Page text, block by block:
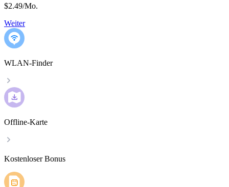
$2.49/Mo.
Weiter
WLAN-Finder
Offline-Karte
Kostenloser Bonus